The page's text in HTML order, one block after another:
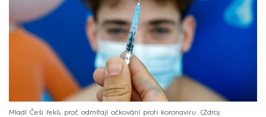
Mladí Češi řekli, proč odmítají očkování proti koronaviru.
Zdroj: